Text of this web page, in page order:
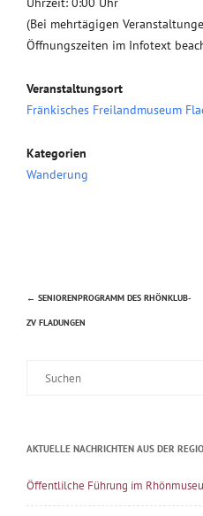
(Bei mehrtägigen
Öffnungszeiten im Infotext
Veranstaltungsort
Fränkisches Freilandmuseum
Kategorien
Wanderung
Beitragsnavigation
← SENIORENPROGRAMM DES RHÖNKLUB-
ZV FLADUNGEN
AKTUELLE NACHRICHTEN AUS DER
Öffentlilche Führung im